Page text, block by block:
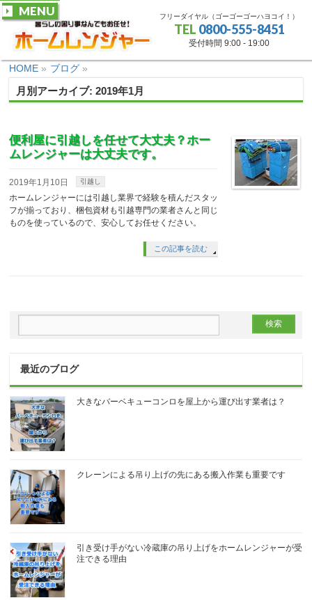
フリーダイヤル（ゴーゴーゴーハヨコイ！）
TEL 0800-555-8451
受付時間 9:00 - 19:00
MENU
HOME » ブログ »
月別アーカイブ: 2019年1月
便利屋に引越しを任せて大丈夫？ホー
ムレンジャーは大丈夫です。
2019年1月10日 引越し
ホームレンジャーには引越し業界で経験を積んだスタッ
フが揃っており、梱包資材も引越専門の業者さんと同じ
ものを使っているので、安心してお任せください。
この記事を読む
最近のブログ
大きなバーベキューコンロを屋上から運び出す業者は？
クレーンによる吊り上げの先にある搬入作業も重要です
引き受け手がない冷蔵庫の吊り上げをホームレンジャーが受
注できる理由